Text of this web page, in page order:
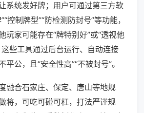
系统发好牌；用户可通过第三方软
控制牌型”“防检测防封号”等功能，
玩家可能存在“牌特别好”或“透视他
些工具通过后台运行、自动连接
公，且“安全性高”“不被封号”。
融合石家庄、保定、唐山等地规
将，可吃可碰可杠，打法严谨规